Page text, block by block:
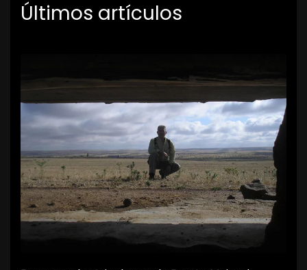
Últimos artículos